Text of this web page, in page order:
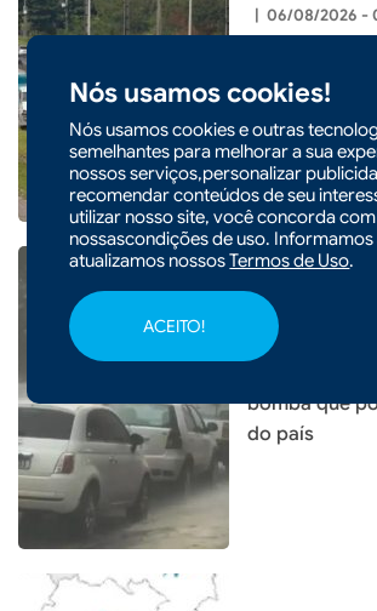
Nós usamos cookies!
Nós usamos cookies e outras
semelhantes para melhorar a sua
nossos serviços,personalizar
recomendar conteúdos de seu
utilizar nosso site, você concorda com
nossascondições de uso. Informamos
atualizamos nossosTermos de Uso.
ACEITO!
| 06/08/2026 -
transporte de
que muda
05/08/2026 -
bomba que
do país